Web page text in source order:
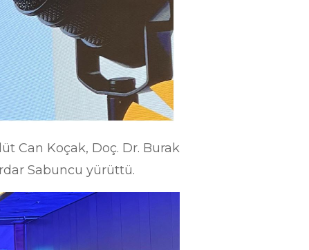
Can Koçak, Doç. Dr. Burak
Sabuncu yürüttü.